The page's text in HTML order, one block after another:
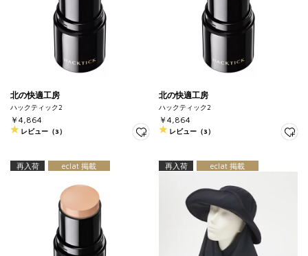
北の快適工房
ハックティック2
￥4,864
レビュー（3）
北の快適工房
ハックティック2
￥4,864
レビュー（3）
再入荷 eclat 掲載 再入荷 eclat 掲載